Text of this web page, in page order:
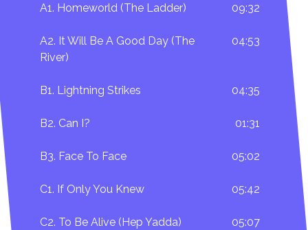
A1. Homeworld (The Ladder) 09:32
A2. It Will Be A Good Day (The
River)
04:53
B1. Lightning Strikes 04:35
B2. Can I? 01:31
B3. Face To Face 05:02
C1. If Only You Knew 05:42
C2. To Be Alive (Hep Yadda) 05:07